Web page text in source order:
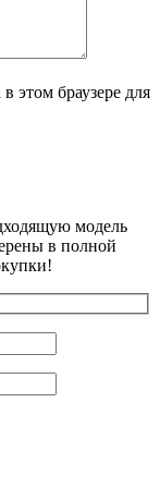
этом браузере для
модель
в полной